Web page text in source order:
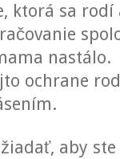
ktorá sa rodí
nastálo.
ochrane
aby